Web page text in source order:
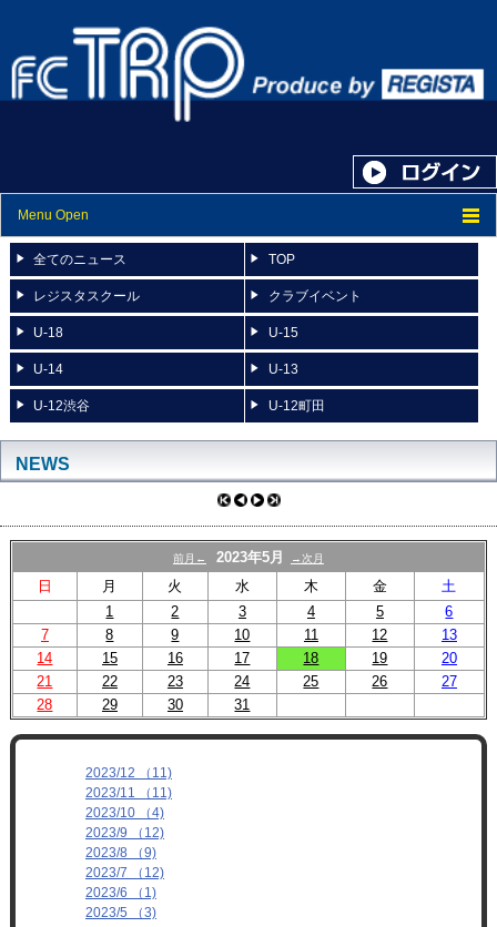
Menu Open
トップ
ニュース
スケジュール
スタッフ紹介
プロフィール
リンク
全てのニュース TOP
レジスタスクール クラブイベント
U-18 U-15
U-14 U-13
U-12渋谷 U-12町田
NEWS
前月← 2023年5月 →次月
日 月 火 水 木 金
土
1
2 3 4 5
6
7
8 9 10 11 12
13
14
15 16 17 18 19
20
21
22 23 24 25 26
27
28
29 30 31
2023/12 （11)
2023/11 （11)
2023/10 （4)
2023/9 （12)
2023/8 （9)
2023/7 （12)
2023/6 （1)
2023/5 （3)